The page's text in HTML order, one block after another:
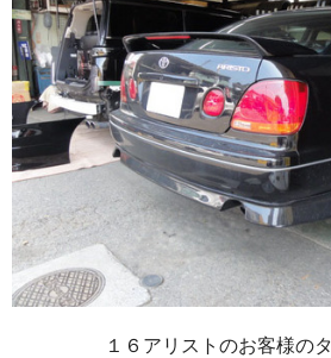
１６アリストのお客様の